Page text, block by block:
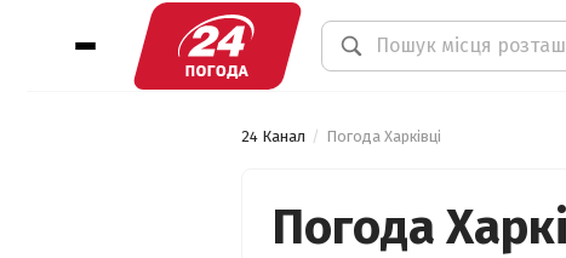
24 Канал Погода Харківці
Погода